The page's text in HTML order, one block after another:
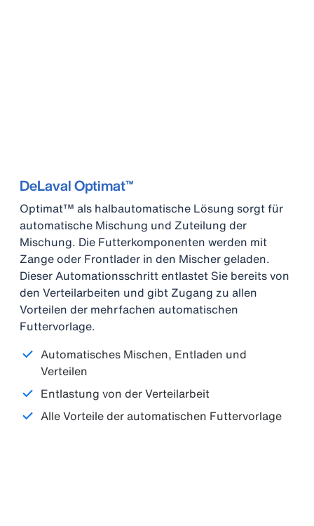
DeLaval Optimat™
Optimat™ als halbautomatische Lösung sorgt für
automatische Mischung und Zuteilung der
Mischung. Die Futterkomponenten werden mit
Zange oder Frontlader in den Mischer geladen.
Dieser Automationsschritt entlastet Sie bereits von
den Verteilarbeiten und gibt Zugang zu allen
Vorteilen der mehrfachen automatischen
Futtervorlage.
Automatisches Mischen, Entladen und
Verteilen
Entlastung von der Verteilarbeit
Alle Vorteile der automatischen Futtervorlage